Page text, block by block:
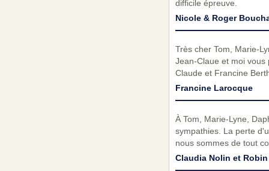
difficile épreuve.
Nicole & Roger
Très cher Tom, Marie-
Jean-Claue et moi vous
Claude et Francine
Francine Larocque
À Tom, Marie-Lyne,
sympathies. La perte
nous sommes de tout
Claudia Nolin et Robin